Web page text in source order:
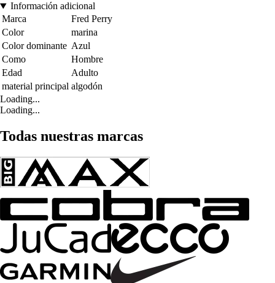
Información adicional
Marca
Fred Perry
Color
marina
Color dominante Azul
Como
Hombre
Edad
Adulto
material principal algodón
Loading...
Loading...
Todas nuestras marcas